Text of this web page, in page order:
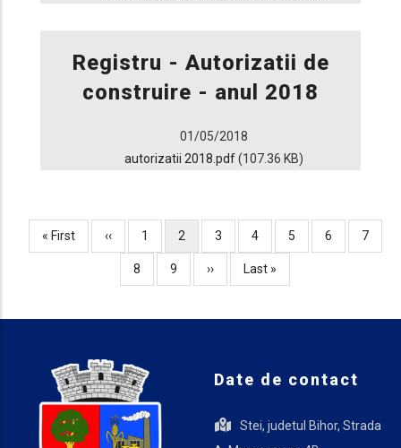
Registru - Autorizatii de
construire - anul 2018
01/05/2018
autorizatii 2018.pdf(107.36 KB)
Paginare
Prima
« First
Pagina
anterioară
‹‹ Page
1
Pagina
curentă
2 Page
3 Page
4 Page
5 Page
6 Page
7
Page
8 Page
9
Pagina
››
Ultima
Last »
Date de contact
Stei, judetul Bihor, Strada